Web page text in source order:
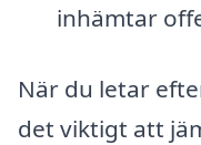
inhämtar
När du letar
det viktigt att